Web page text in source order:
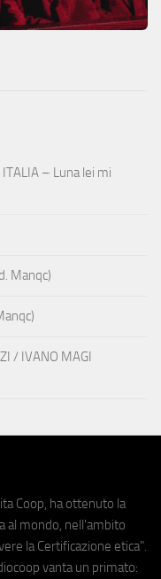
ITALIA – Luna lei mi
Manqc)
/ IVANO MAGI
Coop, ha ottenuto la
al mondo, nell'ambito
la Certificazione etica".
vanta un primato: